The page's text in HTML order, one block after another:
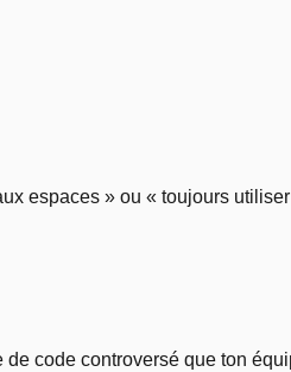
espaces » ou « toujours
code controversé que ton